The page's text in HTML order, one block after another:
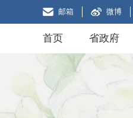
邮箱 微博
首页 省政府